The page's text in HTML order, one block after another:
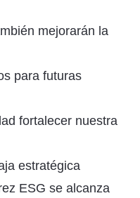
mejorarán la
para futuras
fortalecer nuestra
estratégica
ESG se alcanza